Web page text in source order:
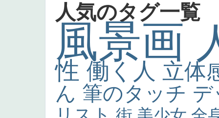
人気のタグ一覧
風景画
性 働く人 立体
ん 筆のタッチ